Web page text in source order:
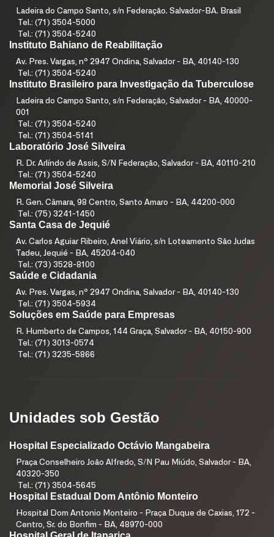
Ladeira do Campo Santo, s/n Federação. Salvador-BA. Brasil
Tel.: (71) 3504-5000
Tel.: (71) 3504-5240
Instituto Bahiano de Reabilitação
Av. Pres. Vargas, nº 2947 Ondina, Salvador - BA, 40140-130
Tel.: (71) 3504-5240
Instituto Brasileiro para Investigação da Tuberculose
Ladeira do Campo Santo, s/n Federação, Salvador - BA, 40000-
001
Tel.: (71) 3504-5240
Tel.: (71) 3504-5141
Laboratório José Silveira
R. Dr. Arlíndo de Assis, S/N Federação, Salvador - BA, 40110-210
Tel.: (71) 3504-5240
Memorial José Silveira
R. Gen. Câmara, 98 Centro, Santo Amaro - BA, 44200-000
Tel.: (75) 3241-1450
Santa Casa de Jequié
Av. Carlos Aguiar Ribeiro, Anel Viário, s/n Loteamento São Judas
Tadeu, Jequié - BA, 45204-040
Tel.: (73) 3528-8100
Saúde e Cidadania
Av. Pres. Vargas, nº 2947 Ondina, Salvador - BA, 40140-130
Tel.: (71) 3504-5934
Soluções em Saúde para Empresas
R. Humberto de Campos, 144 Graça, Salvador - BA, 40150-900
Tel.: (71) 3013-0574
Tel.: (71) 3235-5866
Unidades sob Gestão
Hospital Especializado Octávio Mangabeira
Praça Conselheiro João Alfredo, S/N Pau Miúdo, Salvador - BA,
40320-350
Tel.: (71) 3504-5645
Hospital Estadual Dom Antônio Monteiro
Hospital Dom Antonio Monteiro - Praça Duque de Caxias, 172 -
Centro, Sr. do Bonfim - BA, 48970-000